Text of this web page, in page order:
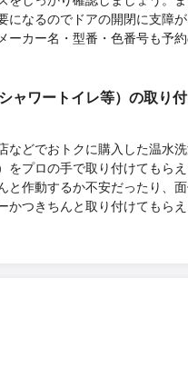
なるのでドアの開閉に支障
ーカー名・型番・色番号も予
ャワートイレ等）の取り
などでおトクに購入した温水
をプロの手で取り付けてもら
作動するか不安だったり、
かつきちんと取り付けてもら